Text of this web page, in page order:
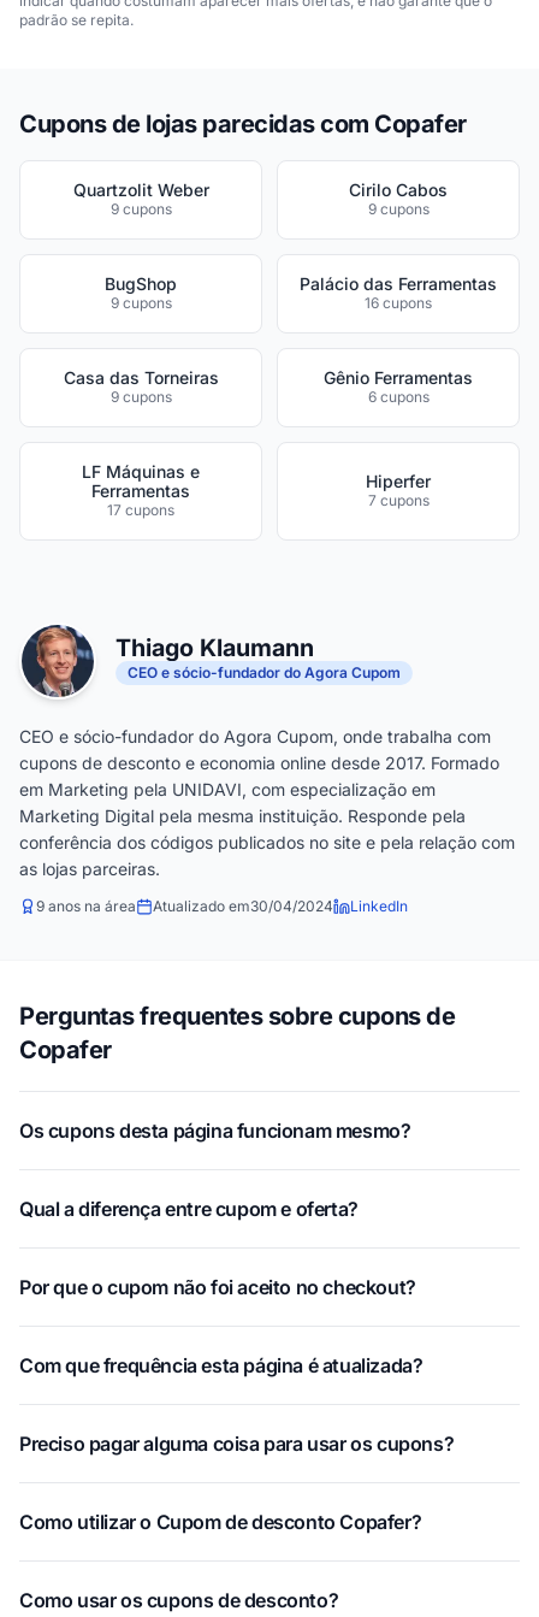
padrão se repita.
Cupons de lojas parecidas com Copafer
Quartzolit Weber
9 cupons
Cirilo Cabos
9 cupons
BugShop
9 cupons
Palácio das Ferramentas
16 cupons
Casa das Torneiras
9 cupons
Gênio Ferramentas
6 cupons
LF Máquinas e
Ferramentas
17 cupons
Hiperfer
7 cupons
Thiago Klaumann
CEO e sócio-fundador do Agora Cupom
CEO e sócio-fundador do Agora Cupom, onde trabalha com
cupons de desconto e economia online desde 2017. Formado
em Marketing pela UNIDAVI, com especialização em
Marketing Digital pela mesma instituição. Responde pela
conferência dos códigos publicados no site e pela relação com
as lojas parceiras.
9 anos na área Atualizado em30/04/2024 LinkedIn
Perguntas frequentes sobre cupons de
Copafer
Os cupons desta página funcionam mesmo?
Qual a diferença entre cupom e oferta?
Por que o cupom não foi aceito no checkout?
Com que frequência esta página é atualizada?
Preciso pagar alguma coisa para usar os cupons?
Como utilizar o Cupom de desconto Copafer?
Como usar os cupons de desconto?